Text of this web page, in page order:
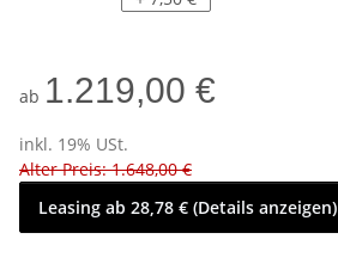
ab 1.219,00 €
inkl. 19% USt.
Alter Preis: 1.648,00 €
Leasing ab 28,78 € (Details anzeigen)